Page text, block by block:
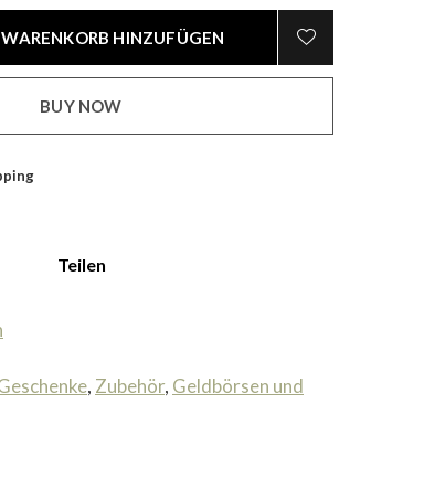
HINZUFÜGEN
BUY NOW
Teilen
, Zubehör, Geldbörsen und